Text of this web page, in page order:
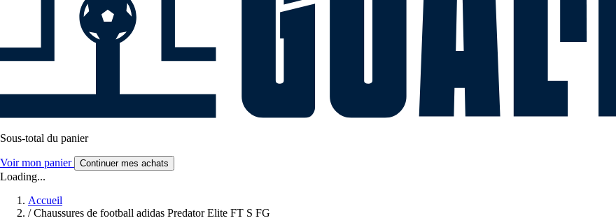
Sous-total du panier
Voir mon panier Continuer mes achats
Loading...
Accueil
/ Chaussures de football adidas Predator Elite FT S FG